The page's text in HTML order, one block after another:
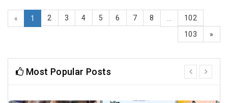
« 1 2 3 4 5 6 7 8
102
103
»
Most Popular Posts
prev